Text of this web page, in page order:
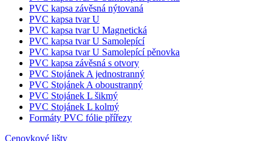
PVC kapsa závěsná nýtovaná
PVC kapsa tvar U
PVC kapsa tvar U Magnetická
PVC kapsa tvar U Samolepící
PVC kapsa tvar U Samolepící pěnovka
PVC kapsa závěsná s otvory
PVC Stojánek A jednostranný
PVC Stojánek A oboustranný
PVC Stojánek L šikmý
PVC Stojánek L kolmý
Formáty PVC fólie přířezy
Cenovkové lišty